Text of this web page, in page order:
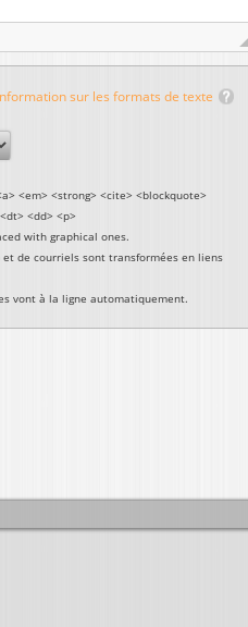
sur les formats de texte
<em> <strong> <cite> <blockquote>
<dd> <p>
with graphical ones.
et de courriels sont transformées en liens
vont à la ligne automatiquement.